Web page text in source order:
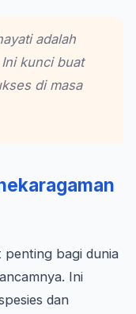
adalah
kunci buat
di masa
penting bagi dunia
Ini
dan